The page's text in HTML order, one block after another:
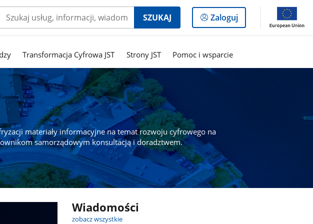
SZUKAJ
Logowanie
do
Zaloguj
Transformacja Cyfrowa JST Strony JST Pomoc i wsparcie
materiały informacyjne na temat rozwoju cyfrowego na
samorządowym konsultacją i doradztwem.
Wiadomości
zobacz wszystkie